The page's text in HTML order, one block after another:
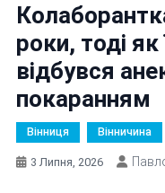
роки, тоді
відбувся
покаранням
Вінниця Вінничина
3 Липня, 2026